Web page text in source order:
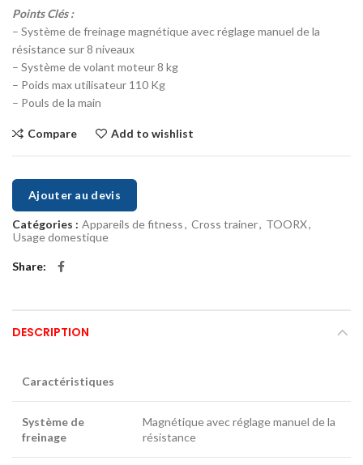
Points Clés :
– Système de freinage magnétique avec réglage manuel de la
résistance sur 8 niveaux
– Système de volant moteur 8 kg
– Poids max utilisateur 110 Kg
– Pouls de la main
Compare Add to wishlist
Ajouter au devis
Catégories : Appareils de fitness, Cross trainer, TOORX,
Usage domestique
Share
DESCRIPTION
Caractéristiques
Système de
freinage
Magnétique avec réglage manuel de la
résistance